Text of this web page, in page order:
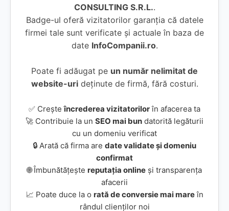
CONSULTING S.R.L..
Badge-ul oferă vizitatorilor garanția că datele
firmei tale sunt verificate și actuale în baza de
date InfoCompanii.ro.
Poate fi adăugat pe un număr nelimitat de
website-urideținute de firmă, fără costuri.
✅ Creșteîncrederea vizitatorilorîn afacerea ta
🚀 Contribuie la un SEO mai bun datorită legăturii
cu un domeniu verificat
🔒 Arată că firma are date validate și domeniu
confirmat
🌐 Îmbunătățește reputația online și transparența
afacerii
📈 Poate duce la o rată de conversie mai mareîn
rândul clienților noi